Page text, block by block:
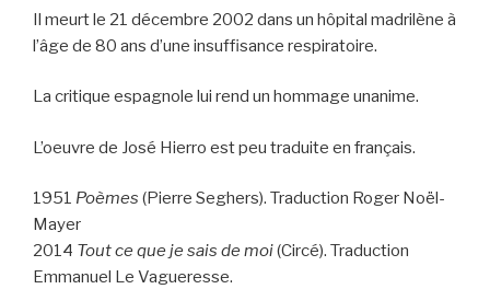
Il meurt le 21 décembre 2002 dans un hôpital madrilène à
l’âge de 80 ans d’une insuffisance respiratoire.
La critique espagnole lui rend un hommage unanime.
L’oeuvre de José Hierro est peu traduite en français.
1951 Poèmes (Pierre Seghers). Traduction Roger Noël-
Mayer
2014 Tout ce que je sais de moi(Circé). Traduction
Emmanuel Le Vagueresse.